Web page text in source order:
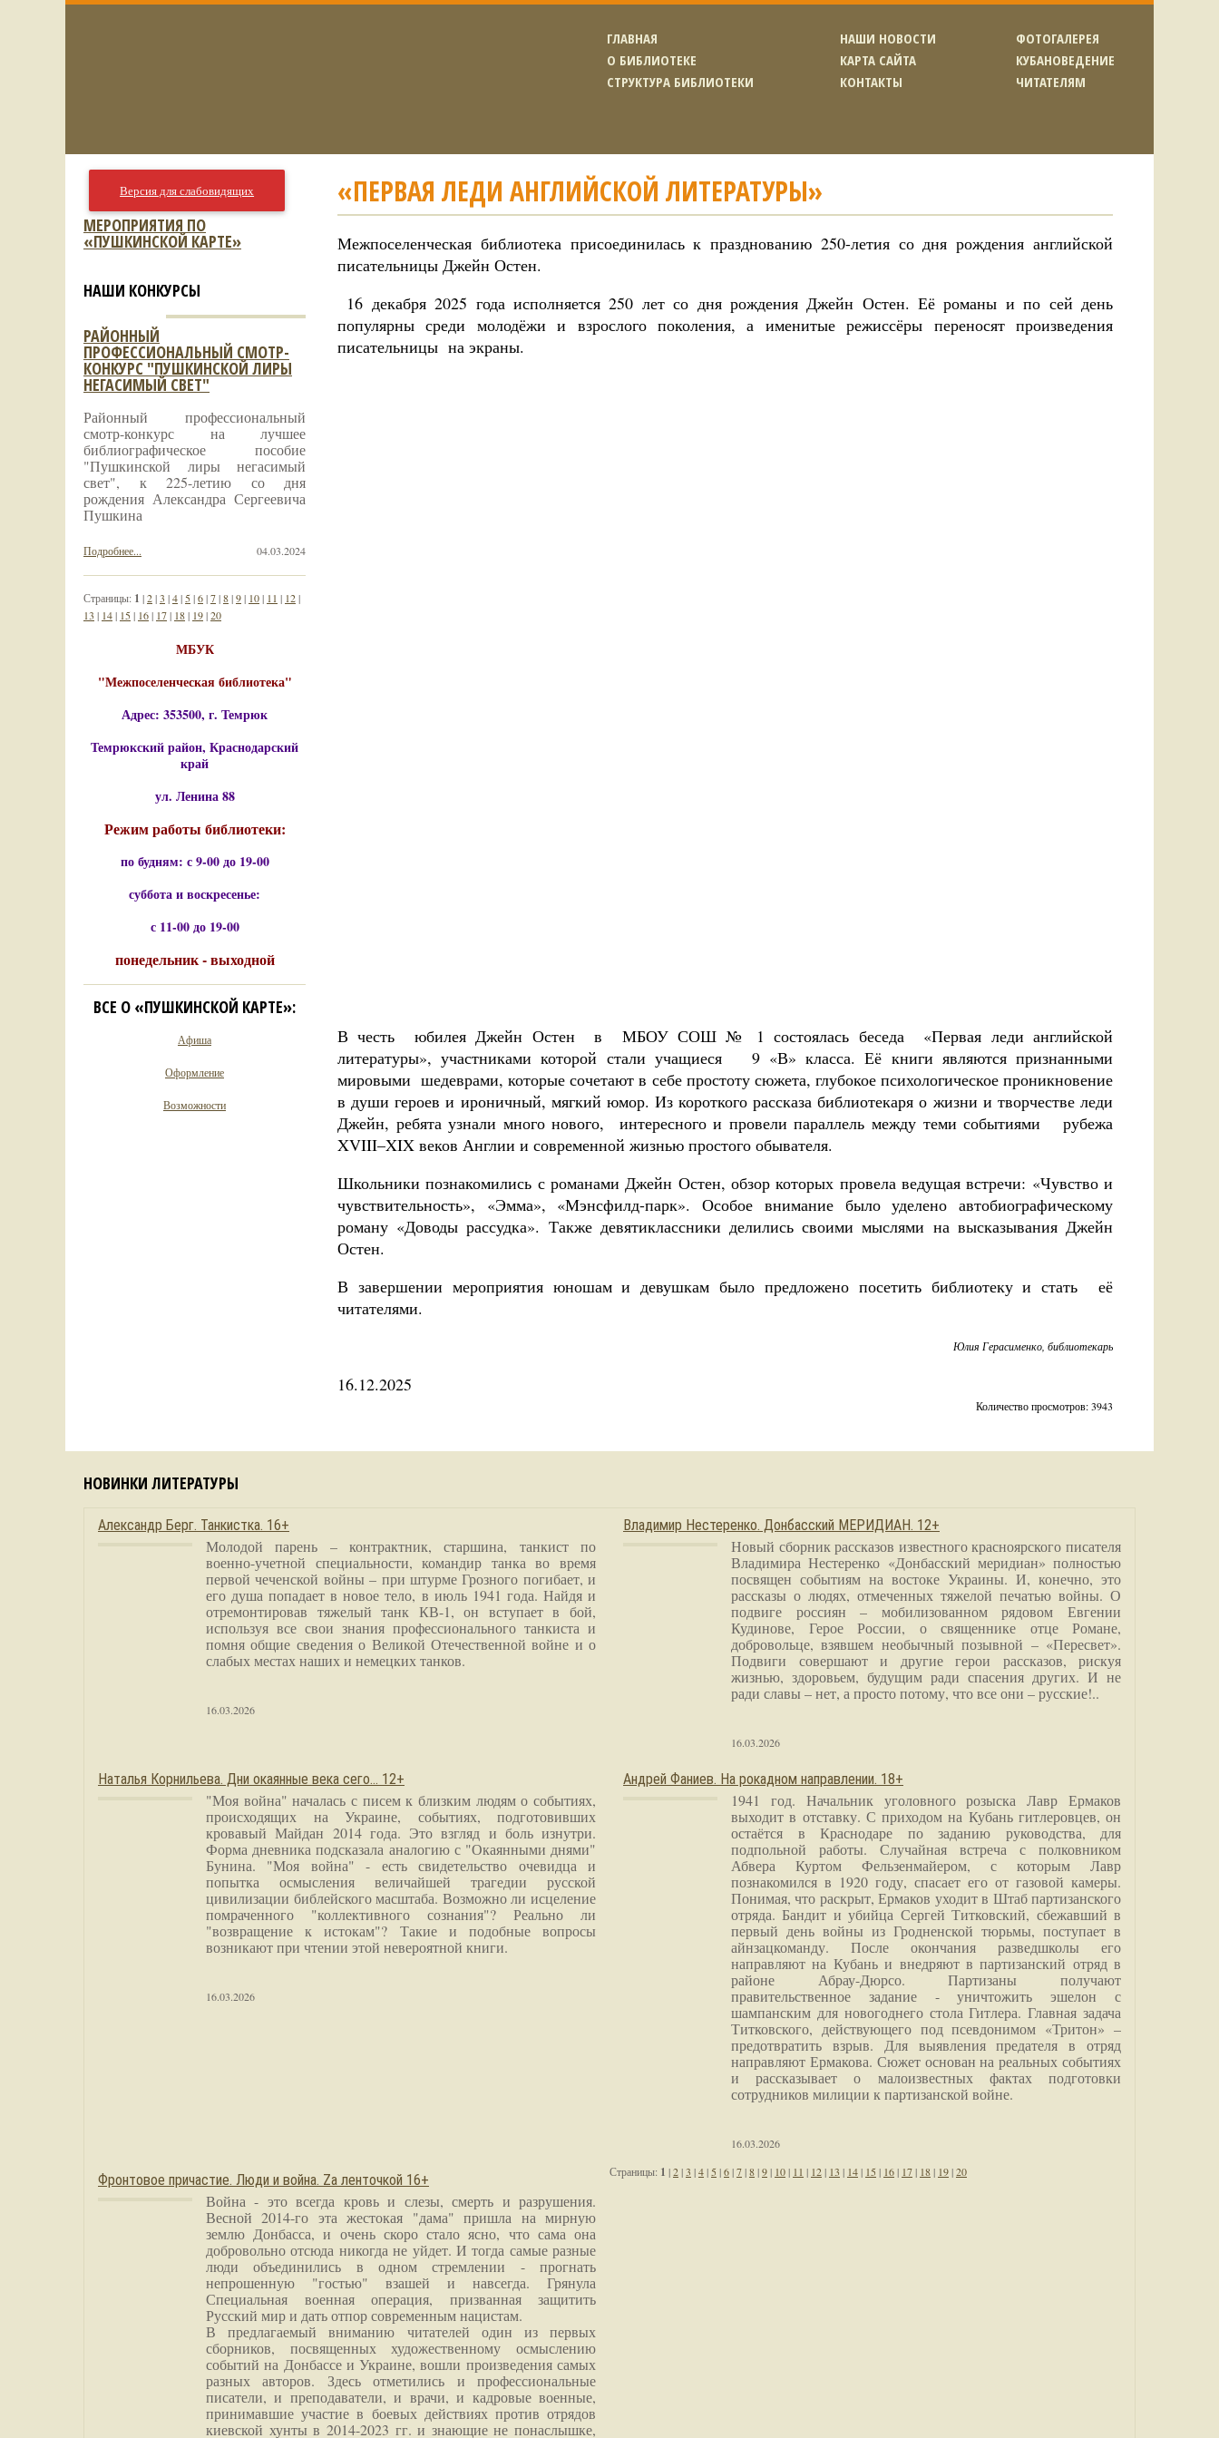
ГЛАВНАЯ
О БИБЛИОТЕКЕ
СТРУКТУРА БИБЛИОТЕКИ
НАШИ НОВОСТИ
КАРТА САЙТА
КОНТАКТЫ
ФОТОГАЛЕРЕЯ
КУБАНОВЕДЕНИЕ
ЧИТАТЕЛЯМ
«ПЕРВАЯ ЛЕДИ АНГЛИЙСКОЙ ЛИТЕРАТУРЫ»
Межпоселенческая библиотека присоединилась к празднованию 250-летия со дня рождения английской
писательницы Джейн Остен.
16 декабря 2025 года исполняется 250 лет со дня рождения Джейн Остен. Её романы и по сей день
популярны среди молодёжи и взрослого поколения, а именитые режиссёры переносят произведения
писательницы на экраны.
В честь юбилея Джейн Остен в МБОУ СОШ № 1 состоялась беседа «Первая леди английской
литературы», участниками которой стали учащиеся 9 «В» класса. Её книги являются признанными
мировыми шедеврами, которые сочетают в себе простоту сюжета, глубокое психологическое проникновение
в души героев и ироничный, мягкий юмор. Из короткого рассказа библиотекаря о жизни и творчестве леди
Джейн, ребята узнали много нового, интересного и провели параллель между теми событиями рубежа
XVIII–XIX веков Англии и современной жизнью простого обывателя.
Школьники познакомились с романами Джейн Остен, обзор которых провела ведущая встречи: «Чувство и
чувствительность», «Эмма», «Мэнсфилд-парк». Особое внимание было уделено автобиографическому
роману «Доводы рассудка». Также девятиклассники делились своими мыслями на высказывания Джейн
Остен.
В завершении мероприятия юношам и девушкам было предложено посетить библиотеку и стать её
читателями.
Юлия Герасименко, библиотекарь
16.12.2025
Количество просмотров: 3943
Версия для слабовидящих
МЕРОПРИЯТИЯ ПО
«ПУШКИНСКОЙ КАРТЕ»
НАШИ КОНКУРСЫ
РАЙОННЫЙ
ПРОФЕССИОНАЛЬНЫЙ СМОТР-
КОНКУРС "ПУШКИНСКОЙ ЛИРЫ
НЕГАСИМЫЙ СВЕТ"
Районный профессиональный
смотр-конкурс на лучшее
библиографическое пособие
"Пушкинской лиры негасимый
свет", к 225-летию со дня
рождения Александра Сергеевича
Пушкина
04.03.2024
Подробнее...
Страницы: 1 |2|3 |4| 5|6|7|8|9| 10| 11 | 12|
13 | 14| 15| 16| 17| 18| 19|20
МБУК
"Межпоселенческая библиотека"
Адрес: 353500, г. Темрюк
Темрюкский район, Краснодарский
край
ул. Ленина 88
Режим работы библиотеки:
по будням: с 9-00 до 19-00
суббота и воскресенье:
с 11-00 до 19-00
понедельник - выходной
ВСЕ О «ПУШКИНСКОЙ КАРТЕ»:
Афиша
Оформление
Возможности
НОВИНКИ ЛИТЕРАТУРЫ
Александр Берг. Танкистка. 16+
Молодой парень – контрактник, старшина, танкист по
военно-учетной специальности, командир танка во время
первой чеченской войны – при штурме Грозного погибает, и
его душа попадает в новое тело, в июль 1941 года. Найдя и
отремонтировав тяжелый танк КВ-1, он вступает в бой,
используя все свои знания профессионального танкиста и
помня общие сведения о Великой Отечественной войне и о
слабых местах наших и немецких танков.
16.03.2026
Владимир Нестеренко. Донбасский МЕРИДИАН. 12+
Новый сборник рассказов известного красноярского писателя
Владимира Нестеренко «Донбасский меридиан» полностью
посвящен событиям на востоке Украины. И, конечно, это
рассказы о людях, отмеченных тяжелой печатью войны. О
подвиге россиян – мобилизованном рядовом Евгении
Кудинове, Герое России, о священнике отце Романе,
добровольце, взявшем необычный позывной – «Пересвет».
Подвиги совершают и другие герои рассказов, рискуя
жизнью, здоровьем, будущим ради спасения других. И не
ради славы – нет, а просто потому, что все они – русские!..
16.03.2026
Наталья Корнильева. Дни окаянные века сего… 12+
"Моя война" началась с писем к близким людям о событиях,
происходящих на Украине, событиях, подготовивших
кровавый Майдан 2014 года. Это взгляд и боль изнутри.
Форма дневника подсказала аналогию с "Окаянными днями"
Бунина. "Моя война" - есть свидетельство очевидца и
попытка осмысления величайшей трагедии русской
цивилизации библейского масштаба. Возможно ли исцеление
помраченного "коллективного сознания"? Реально ли
"возвращение к истокам"? Такие и подобные вопросы
возникают при чтении этой невероятной книги.
16.03.2026
Андрей Фаниев. На рокадном направлении. 18+
1941 год. Начальник уголовного розыска Лавр Ермаков
выходит в отставку. С приходом на Кубань гитлеровцев, он
остаётся в Краснодаре по заданию руководства, для
подпольной работы. Случайная встреча с полковником
Абвера Куртом Фельзенмайером, с которым Лавр
познакомился в 1920 году, спасает его от газовой камеры.
Понимая, что раскрыт, Ермаков уходит в Штаб партизанского
отряда. Бандит и убийца Сергей Титковский, сбежавший в
первый день войны из Гродненской тюрьмы, поступает в
айнзацкоманду. После окончания разведшколы его
направляют на Кубань и внедряют в партизанский отряд в
районе Абрау-Дюрсо. Партизаны получают
правительственное задание - уничтожить эшелон с
шампанским для новогоднего стола Гитлера. Главная задача
Титковского, действующего под псевдонимом «Тритон» –
предотвратить взрыв. Для выявления предателя в отряд
направляют Ермакова. Сюжет основан на реальных событиях
и рассказывает о малоизвестных фактах подготовки
сотрудников милиции к партизанской войне.
16.03.2026
Фронтовое причастие. Люди и война. Zа ленточкой 16+
Война - это всегда кровь и слезы, смерть и разрушения.
Весной 2014-го эта жестокая "дама" пришла на мирную
землю Донбасса, и очень скоро стало ясно, что сама она
добровольно отсюда никогда не уйдет. И тогда самые разные
люди объединились в одном стремлении - прогнать
непрошенную "гостью" взашей и навсегда. Грянула
Специальная военная операция, призванная защитить
Русский мир и дать отпор современным нацистам.
В предлагаемый вниманию читателей один из первых
сборников, посвященных художественному осмыслению
событий на Донбассе и Украине, вошли произведения самых
разных авторов. Здесь отметились и профессиональные
писатели, и преподаватели, и врачи, и кадровые военные,
принимавшие участие в боевых действиях против отрядов
киевской хунты в 2014-2023 гг. и знающие не понаслышке,
Страницы: 1 |2|3 |4| 5 |6|7|8|9| 10| 11 | 12| 13 | 14| 15 | 16| 17| 18| 19|20